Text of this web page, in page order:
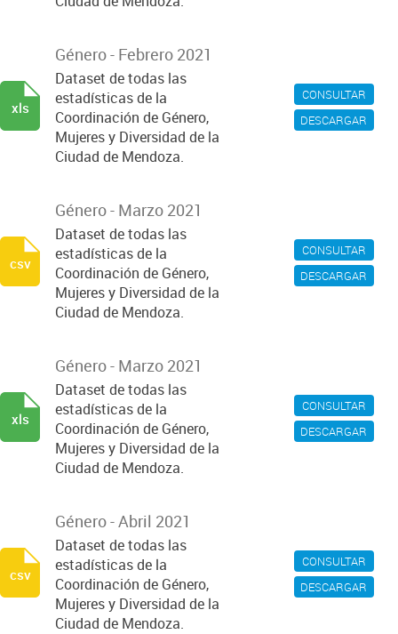
CONSULTAR
DESCARGAR
Género - Febrero 2021
Dataset de todas las
estadísticas de la
Coordinación de Género,
Mujeres y Diversidad de la
Ciudad de Mendoza.
xls
CONSULTAR
DESCARGAR
Género - Marzo 2021
Dataset de todas las
estadísticas de la
Coordinación de Género,
Mujeres y Diversidad de la
Ciudad de Mendoza.
csv
CONSULTAR
DESCARGAR
Género - Marzo 2021
Dataset de todas las
estadísticas de la
Coordinación de Género,
Mujeres y Diversidad de la
Ciudad de Mendoza.
xls
CONSULTAR
DESCARGAR
Género - Abril 2021
Dataset de todas las
estadísticas de la
Coordinación de Género,
Mujeres y Diversidad de la
Ciudad de Mendoza.
csv